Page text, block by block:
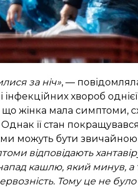
за ніч», —
інфекційних хвороб
жінка мала симптоми,
її стан
можуть бути
відповідають
кашлю, який минув,
Тому це не